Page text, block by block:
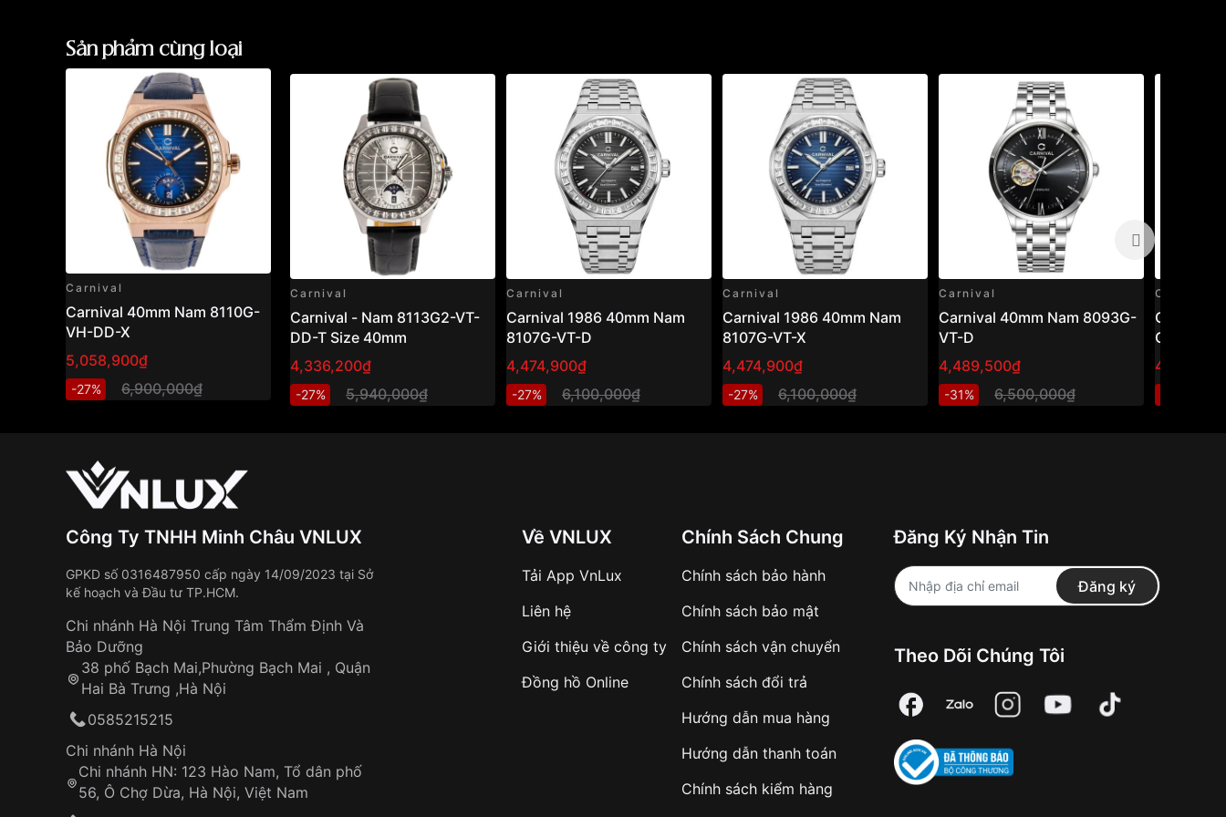
Sản phẩm cùng loại
Carnival
Carnival 40mm Nam 8110G-
VH-DD-X
5,058,900₫
-27% 6,900,000₫
Carnival
Carnival - Nam 8113G2-VT-
DD-T Size 40mm
4,336,200₫
-27% 5,940,000₫
Carnival
Carnival 1986 40mm Nam
8107G-VT-D
4,474,900₫
-27% 6,100,000₫
Carnival
Carnival 1986 40mm Nam
8107G-VT-X
4,474,900₫
-27% 6,100,000₫
Carnival
Carnival 40mm Nam 8093G-
VT-D
4,489,500₫
-31% 6,500,000₫
Carnival
Carnival
CV-T
Công Ty TNHH Minh Châu VNLUX
GPKD số 0316487950 cấp ngày 14/09/2023 tại Sở
kế hoạch và Đầu tư TP.HCM.
Chi nhánh Hà Nội Trung Tâm Thẩm Định Và
Bảo Dưỡng
38 phố Bạch Mai,Phường Bạch Mai , Quận
Hai Bà Trưng ,Hà Nội
0585215215
Chi nhánh Hà Nội
Chi nhánh HN: 123 Hào Nam, Tổ dân phố
56, Ô Chợ Dừa, Hà Nội, Việt Nam
Về VNLUX
Tải App VnLux
Liên hệ
Giới thiệu về công ty
Đồng hồ Online
Chính Sách Chung
Chính sách bảo hành
Chính sách bảo mật
Chính sách vận chuyển
Chính sách đổi trả
Hướng dẫn mua hàng
Hướng dẫn thanh toán
Chính sách kiểm hàng
Đăng Ký Nhận Tin
Đăng ký
Theo Dõi Chúng Tôi